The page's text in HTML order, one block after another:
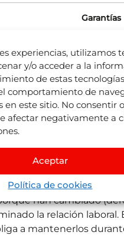
experiencias, utilizamos
y/o acceder a la
de estas
comportamiento de
en este sitio. No consentir
afectar negativamente a
Aceptar
Política de cookies
Garantías
de protección aplicando la
de aplicación de la
de unos derechos
en su
de acceso).
han cambiado
la relación laboral.
a mantenerlos